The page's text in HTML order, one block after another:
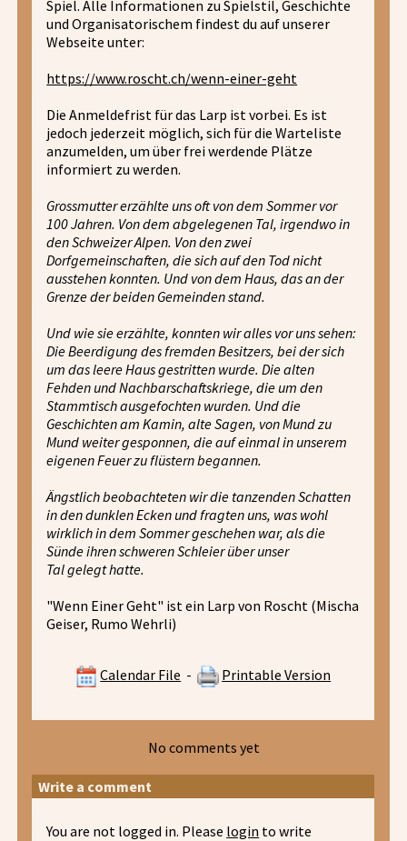
Spiel. Alle Informationen zu Spielstil, Geschichte
und Organisatorischem findest du auf unserer
Webseite unter:
https://www.roscht.ch/wenn-einer-geht
Die Anmeldefrist für das Larp ist vorbei. Es ist
jedoch jederzeit möglich, sich für die Warteliste
anzumelden, um über frei werdende Plätze
informiert zu werden.
Grossmutter erzählte uns oft von dem Sommer vor
100 Jahren. Von dem abgelegenen Tal, irgendwo in
den Schweizer Alpen. Von den zwei
Dorfgemeinschaften, die sich auf den Tod nicht
ausstehen konnten. Und von dem Haus, das an der
Grenze der beiden Gemeinden stand.
Und wie sie erzählte, konnten wir alles vor uns sehen:
Die Beerdigung des fremden Besitzers, bei der sich
um das leere Haus gestritten wurde. Die alten
Fehden und Nachbarschaftskriege, die um den
Stammtisch ausgefochten wurden. Und die
Geschichten am Kamin, alte Sagen, von Mund zu
Mund weiter gesponnen, die auf einmal in unserem
eigenen Feuer zu flüstern begannen.
Ängstlich beobachteten wir die tanzenden Schatten
in den dunklen Ecken und fragten uns, was wohl
wirklich in dem Sommer geschehen war, als die
Sünde ihren schweren Schleier über unser
Tal gelegt hatte.
"Wenn Einer Geht" ist ein Larp von Roscht (Mischa
Geiser, Rumo Wehrli)
Calendar File - Printable Version
No comments yet
Write a comment
You are not logged in. Please login to write